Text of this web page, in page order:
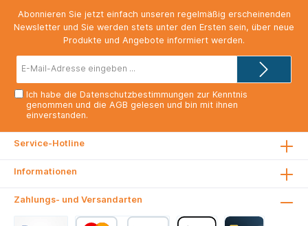
Abonnieren Sie jetzt einfach unseren regelmäßig erscheinenden
Newsletter und Sie werden stets unter den Ersten sein, über neue
Produkte und Angebote informiert werden.
Mail-
Ich habe die Datenschutzbestimmungen zur Kenntnis
genommen und die AGB gelesen und bin mit ihnen
einverstanden.
Service-Hotline
Informationen
Zahlungs- und Versandarten